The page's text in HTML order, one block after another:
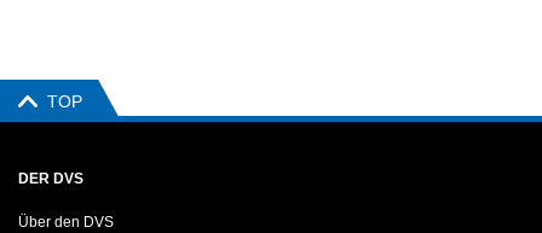
TOP
DER DVS
Über den DVS